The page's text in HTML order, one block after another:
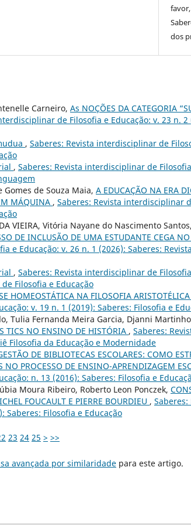
dos
Carneiro, As NOÇÕES DA CATEGORIA
de Filosofia e Educação: v. 23 n.
, Saberes: Revista interdisciplinar de
, Saberes: Revista interdisciplinar de
de Souza Maia, A EDUCAÇÃO NA ERA
MÁQUINA , Saberes: Revista interdisciplinar
VIEIRA, Vitória Nayane do Nascimento
DE INCLUSÃO DE UMA ESTUDANTE CEGA
e Educação: v. 26 n. 1 (2026): Saberes:
, Saberes: Revista interdisciplinar de
Filosofia e Educação
HOMEOSTÁTICA NA FILOSOFIA ARISTOTÉLICA
v. 19 n. 1 (2019): Saberes: Filosofia e
Tulia Fernanda Meira Garcia, Djanni
TICS NO ENSINO DE HISTÓRIA , Saberes:
Filosofia da Educação e Modernidade
DE BIBLIOTECAS ESCOLARES: COMO
PROCESSO DE ENSINO-APRENDIZAGEM
n. 13 (2016): Saberes: Filosofia e
Moura Ribeiro, Roberto Leon Ponczek,
FOUCAULT E PIERRE BOURDIEU ,
Saberes: Filosofia e Educação
23 24 25 > >>
avançada por similaridade para este artigo.